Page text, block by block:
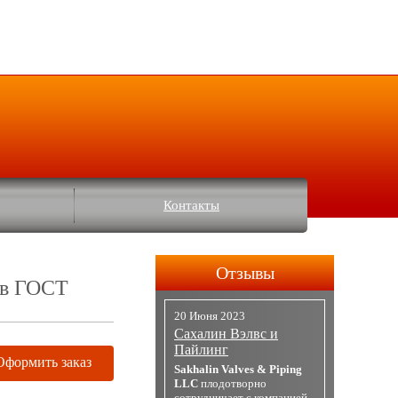
Контакты
ГОСТ
заказ
Отзывы
20 Июня 2023
Сахалин Вэлвс и
Пайлинг
Sakhalin Valves & Piping
LLC плодотворно